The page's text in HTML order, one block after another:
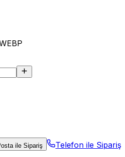
ile Sipariş Telefon ile Sipariş